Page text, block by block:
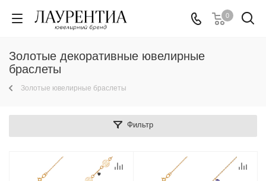
0
Золотые декоративные ювелирные
браслеты
Золотые ювелирные браслеты
Фильтр